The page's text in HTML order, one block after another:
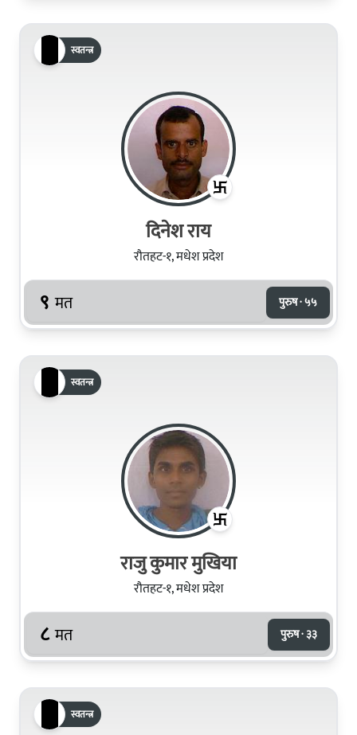
स्वतन्त्र
दिनेश राय
रौतहट-१, मधेश प्रदेश
९ मत पुरुष · ५५
स्वतन्त्र
राजु कुमार मुखिया
रौतहट-१, मधेश प्रदेश
८ मत पुरुष · ३३
स्वतन्त्र